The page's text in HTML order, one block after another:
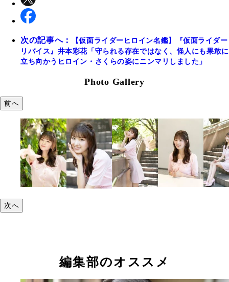
次の記事へ：
【仮面ライダーヒロイン名鑑】『仮面ライダー
リバイス』井本彩花「守られる存在ではなく、怪人にも果敢に
立ち向かうヒロイン・さくらの姿にニンマリしました」
Photo Gallery
前へ
次へ
編集部のオススメ